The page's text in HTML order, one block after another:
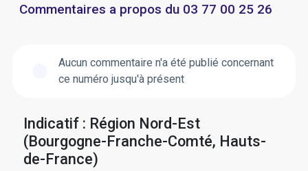
Commentaires a propos du 03 77 00 25 26
Aucun commentaire n'a été publié concernant
ce numéro jusqu'à présent
Indicatif : Région Nord-Est
(Bourgogne-Franche-Comté, Hauts-
de-France)